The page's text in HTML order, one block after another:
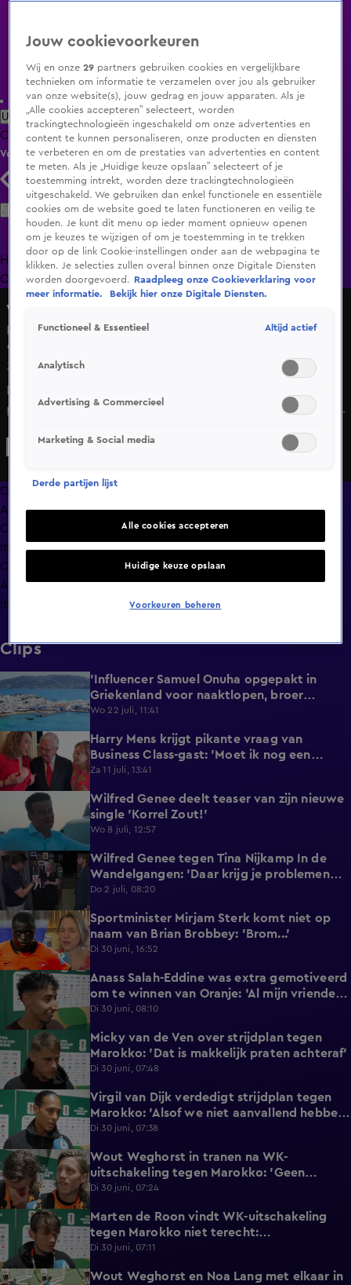
Uitzending Gemist Populaire programma's Zenders Genres
ClipsFilmsRadioSmart TV inlogShop
Volg KIJK
Zoeken
HomeUitzending Gemist Programma's De Bondgenoten
OranjezomerLivestreamsShop
Vandaag Inside
Portretten van Oranje-spelers getoond op Times Square:
'We willen laten zien waar Nederland voor staat'
Zo 7 juni, 15:59
De KNVB pakt uit in New York: zaterdagavond waren
portretten van de Oranje-spelers te zien op het iconische
Neve en KNVB-marketingdirecteur Rosella Passier van
getoond.
Overzicht
Afleveringen
Clips
In de wandelgangen
Compilaties
Anderen keken ook
Info
Clips
1:00
'Influencer Samuel Onuha opgepakt in
Griekenland voor naaktlopen, broer
reageert met statement'
Wo 22 juli, 11:41
0:17
Harry Mens krijgt pikante vraag van
Business Class-gast: 'Moet ik nog een
knoopje losdoen?'
Za 11 juli, 13:41
0:37
Wilfred Genee deelt teaser van zijn nieuwe
single 'Korrel Zout!'
Wo 8 juli, 12:57
6:55
Wilfred Genee tegen Tina Nijkamp In de
Wandelgangen: 'Daar krijg je problemen
mee!'
Do 2 juli, 08:20
1:18
Sportminister Mirjam Sterk komt niet op
naam van Brian Brobbey: 'Brom...'
Di 30 juni, 16:52
3:02
Anass Salah-Eddine was extra gemotiveerd
om te winnen van Oranje: 'Al mijn vrienden
zijn Nederlands!'
Di 30 juni, 08:10
1:44
Micky van de Ven over strijdplan tegen
Marokko: 'Dat is makkelijk praten achteraf'
Di 30 juni, 07:48
Virgil van Dijk verdedigt strijdplan tegen
Marokko: 'Alsof we niet aanvallend hebben
gedacht?'
Di 30 juni, 07:38
3:49
Wout Weghorst in tranen na WK-
uitschakeling tegen Marokko: 'Geen
moment rekening mee gehouden'
Di 30 juni, 07:24
3:26
Marten de Roon vindt WK-uitschakeling
tegen Marokko niet terecht:
'Gelijkwaardige pot'
Di 30 juni, 07:11
2:58
Wout Weghorst en Noa Lang met elkaar in
Jouw cookievoorkeuren
Wij en onze29 partners gebruiken cookies en vergelijkbare
technieken om informatie te verzamelen over jou als gebruiker
van onze website(s), jouw gedrag en jouw apparaten. Als je
„Alle cookies accepteren” selecteert, worden
trackingtechnologieën ingeschakeld om onze advertenties en
content te kunnen personaliseren, onze producten en diensten
te verbeteren en om de prestaties van advertenties en content
te meten. Als je „Huidige keuze opslaan” selecteert of je
toestemming intrekt, worden deze trackingtechnologieën
uitgeschakeld. We gebruiken dan enkel functionele en essentiële
cookies om de website goed te laten functioneren en veilig te
houden. Je kunt dit menu op ieder moment opnieuw openen
om je keuzes te wijzigen of om je toestemming in te trekken
door op de link Cookie-instellingen onder aan de webpagina te
klikken. Je selecties zullen overal binnen onze Digitale Diensten
worden doorgevoerd.
Raadpleeg onze Cookieverklaring voor
meer informatie.
Bekijk hier onze Digitale Diensten.
Functioneel & Essentieel Altijd actief
Analytisch
Advertising & Commercieel
Marketing & Social media
Derde partijen lijst
Alle cookies accepteren
Huidige keuze opslaan
Voorkeuren beheren